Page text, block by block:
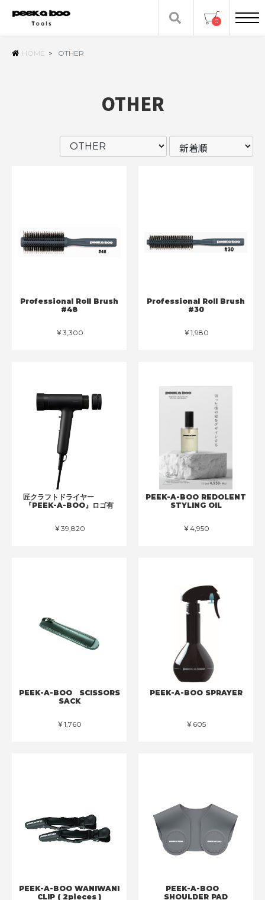
0
HOME > OTHER
OTHER
Professional Roll Brush
#48
￥3,300
Professional Roll Brush
#30
￥1,980
匠クラフトドライヤー
『PEEK-A-BOO』ロゴ有
￥39,820
PEEK-A-BOO REDOLENT
STYLING OIL
￥4,950
PEEK-A-BOO SCISSORS
SACK
￥1,760
PEEK-A-BOO SPRAYER
￥605
PEEK-A-BOO WANIWANI
CLIP ( 2pieces )
PEEK-A-BOO
SHOULDER PAD